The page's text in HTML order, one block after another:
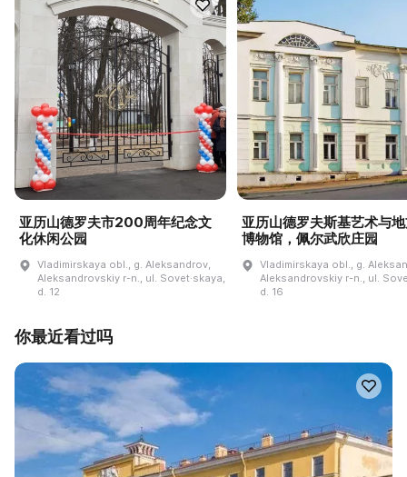
亚历山德罗夫市200周年纪念文
化休闲公园
Vladimirskaya obl., g. Aleksandrov,
Aleksandrovskiy r-n., ul. Sovet·skaya,
d. 12
亚历山德罗夫斯基艺术与
博物馆，佩尔武欣庄园
Vladimirskaya obl., g.
Aleksandrovskiy r-n., ul.
d. 16
你最近看过吗